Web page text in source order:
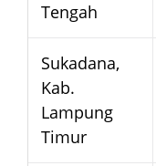
Tengah
Sukadana,
Kab.
Lampung
Timur